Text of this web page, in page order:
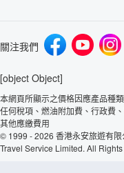
關注我們
[object Object]
本網頁所顯示之價格因應產品種
任何稅項、燃油附加費、行政費
其他應繳費用
© 1999 - 2026 香港永安旅遊有
Travel Service Limited. All